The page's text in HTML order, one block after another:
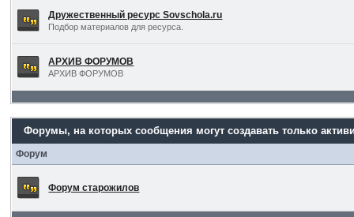
Дружественный ресурс Sovschola.ru
Подбор материалов для ресурса.
АРХИВ ФОРУМОВ
АРХИВ ФОРУМОВ
Форумы, на которых сообщения могут создавать только
Форум
Форум старожилов